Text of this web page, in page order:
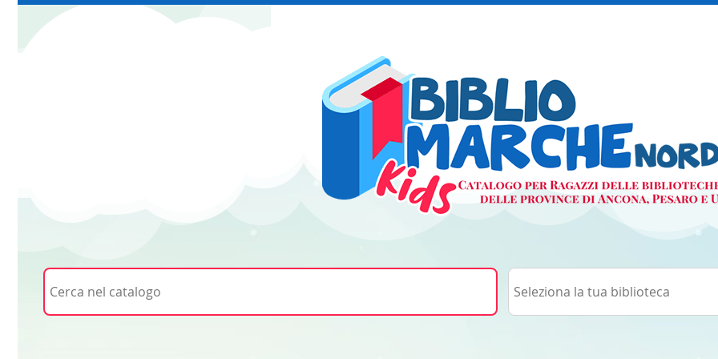
Cerca su "Cerca nel catalogo"